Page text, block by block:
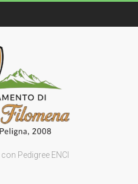
Pedigree ENCI